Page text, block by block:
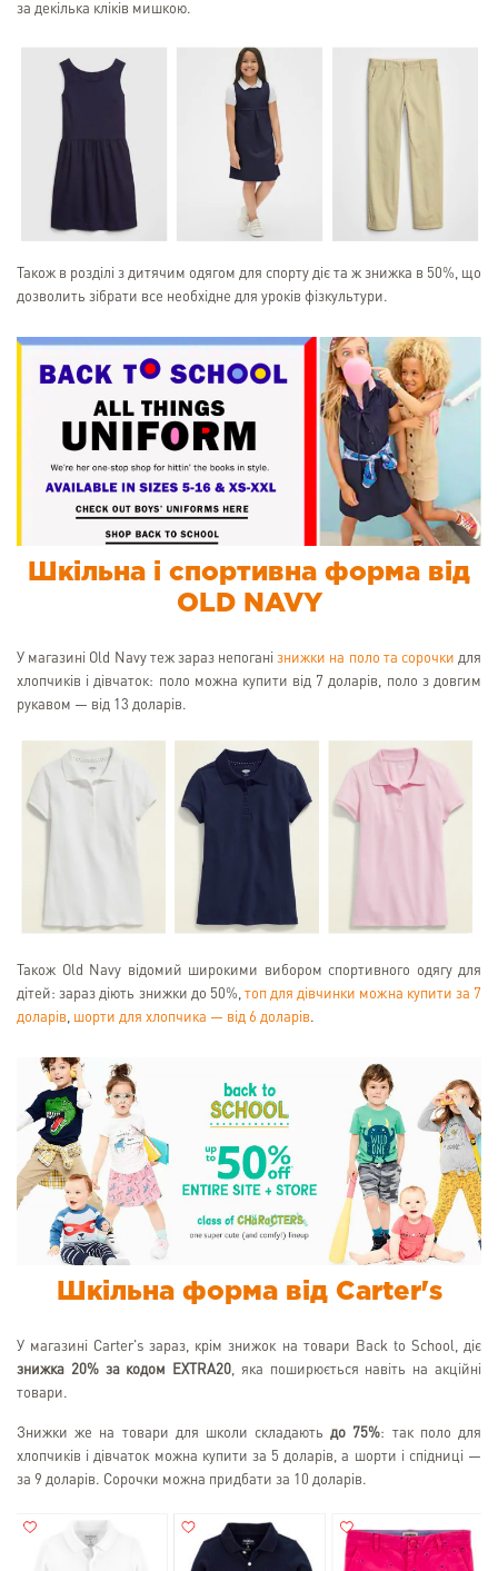
за декілька кліків мишкою.
Також в розділі з дитячим одягом для спорту діє та ж знижка в 50%, що
дозволить зібрати все необхідне для уроків фізкультури.
Шкільна і спортивна форма від
OLD NAVY
У магазині Old Navy теж зараз непоганізнижки на поло та сорочки для
хлопчиків і дівчаток: поло можна купити від 7 доларів, поло з довгим
рукавом — від 13 доларів.
Також Old Navy відомий широкими вибором спортивного одягу для
дітей: зараз діють знижки до 50%, топ для дівчинки можна купити за 7
доларів, шорти для хлопчика — від 6 доларів.
Шкільна форма від Carter's
У магазині Carter's зараз, крім знижок на товари Back to School, діє
знижка 20% за кодом EXTRA20, яка поширюється навіть на акційні
товари.
Знижки же на товари для школи складаютьдо 75%: так поло для
хлопчиків і дівчаток можна купити за 5 доларів, а шорти і спідниці —
за 9 доларів. Сорочки можна придбати за 10 доларів.